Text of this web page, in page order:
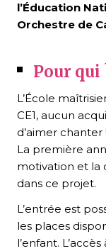
l’Éducation
Orchestre de
Pour qui
L’École
CE1, aucun
d’aimer chanter !
La première
motivation et la
dans ce projet.
L’entrée est
les places
l’enfant.